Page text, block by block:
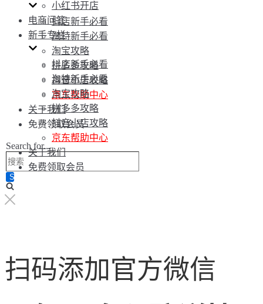
抖店新手必看
淘特新手必看
淘宝攻略
拼多多攻略
抖音小店攻略
京东帮助中心
关于我们
免费领取会员
Search for...
小红书开店
电商问答
新手专栏
抖店新手必看
淘特新手必看
淘宝攻略
拼多多攻略
抖音小店攻略
京东帮助中心
关于我们
免费领取会员
扫码添加官方微信